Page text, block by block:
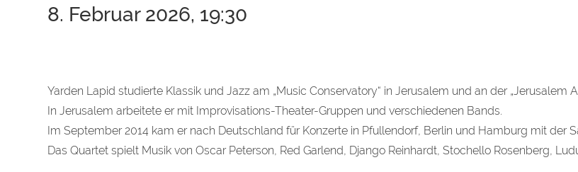
8. Februar 2026, 19:30
Yarden Lapid studierte Klassik und Jazz am „Music Conservatory“ in Jerusalem und an der „Jerusalem
In Jerusalem arbeitete er mit Improvisations-Theater-Gruppen und verschiedenen Bands.
Im September 2014 kam er nach Deutschland für Konzerte in Pfullendorf, Berlin und Hamburg mit der
Das Quartet spielt Musik von Oscar Peterson, Red Garlend, Django Reinhardt, Stochello Rosenberg,